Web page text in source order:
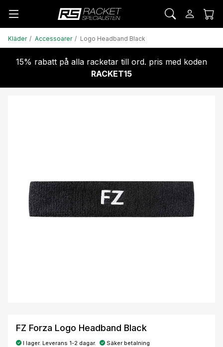
Kläder Accessoarer Logo Headband Black
15% rabatt på alla racketar till ord. pris med koden
RACKET15
FZ Forza Logo Headband Black
I lager. Leverans 1-2 dagar. Säker betalning